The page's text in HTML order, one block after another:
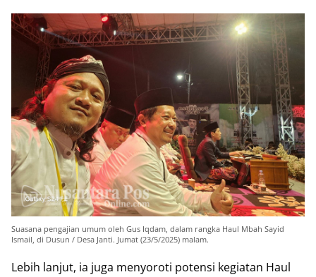
Suasana pengajian umum oleh Gus Iqdam, dalam rangka Haul Mbah Sayid
Ismail, di Dusun / Desa Janti. Jumat (23/5/2025) malam.
Lebih lanjut, ia juga menyoroti potensi kegiatan Haul